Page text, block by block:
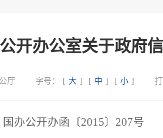
开办公室关于政府
厅 字号： [ 大 ] [ 中 ] [ 小 ]
国办公开办函〔2015〕207号